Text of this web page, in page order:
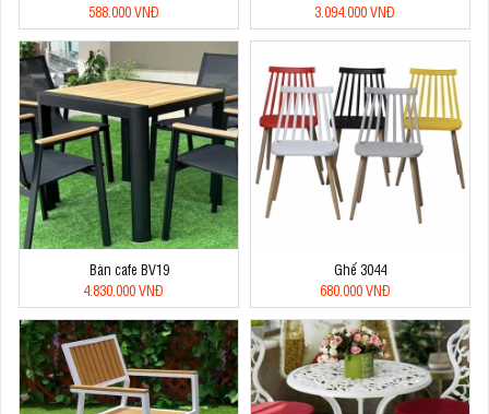
588.000 VNĐ 3.094.000 VNĐ
Bàn cafe BV19
4.830.000 VNĐ
Ghế 3044
680.000 VNĐ